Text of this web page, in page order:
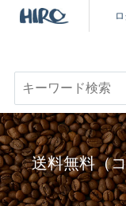
キーワード検索
商品を探す
コーヒーを楽しむ
送料無料（